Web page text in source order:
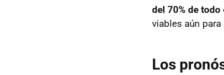
del 70% de
viables aún
Los